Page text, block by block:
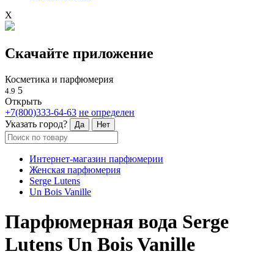
X
Скачайте приложение
Косметика и парфюмерия
4.9 5
Открыть
+7(800)333-64-63 не определен
Указать город?
Да Нет
Интернет-магазин парфюмерии
Женская парфюмерия
Serge Lutens
Un Bois Vanille
Парфюмерная вода Serge
Lutens Un Bois Vanille